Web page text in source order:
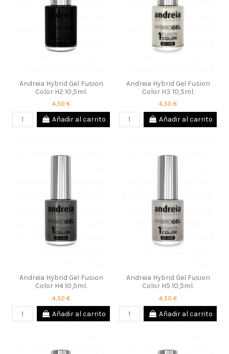
Andreia Hybrid Gel Fusion
Color H2 10,5ml.
4,50 €
Añadir al carrito
Andreia Hybrid Gel Fusion
Color H3 10,5ml.
4,50 €
Añadir al carrito
Andreia Hybrid Gel Fusion
Color H4 10,5ml.
4,50 €
Añadir al carrito
Andreia Hybrid Gel Fusion
Color H5 10,5ml.
4,50 €
Añadir al carrito